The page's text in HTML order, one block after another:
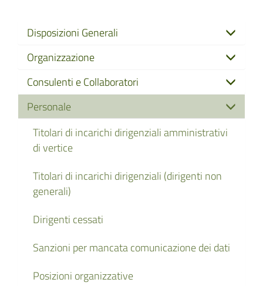
Disposizioni Generali
Organizzazione
Consulenti e Collaboratori
Personale
Titolari di incarichi dirigenziali amministrativi
di vertice
Titolari di incarichi dirigenziali (dirigenti non
generali)
Dirigenti cessati
Sanzioni per mancata comunicazione dei dati
Posizioni organizzative